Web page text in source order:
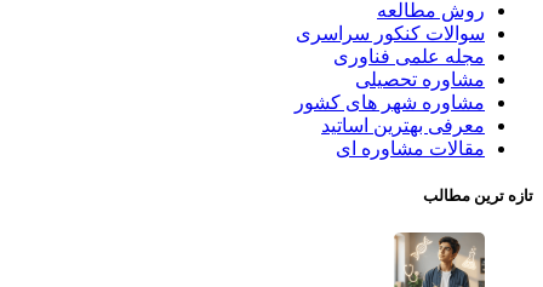
روش مطالعه
سوالات کنکور سراسری
مجله علمی فناوری
مشاوره تحصیلی
مشاوره شهر های کشور
معرفی بهترین اساتید
مقالات مشاوره ای
تازه ترین مطالب